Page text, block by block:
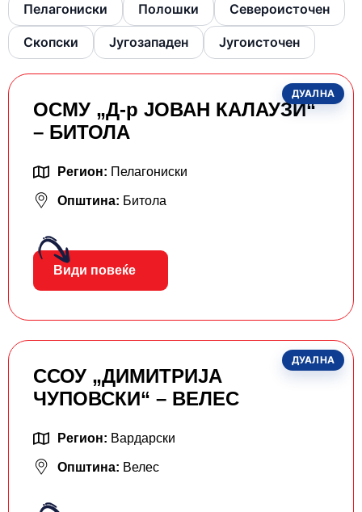
Пелагониски Полошки Североисточен
Скопски Југозападен Југоисточен
ДУАЛНА
ОСМУ „Д-р ЈОВАН КАЛАУЗИ“
– БИТОЛА
Регион: Пелагониски
Општина: Битола
Види повеќе
ДУАЛНА
ССОУ „ДИМИТРИЈА
ЧУПОВСКИ“ – ВЕЛЕС
Регион: Вардарски
Општина: Велес